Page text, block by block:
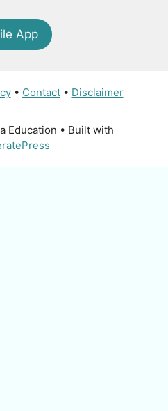
App
• Contact• Disclaimer
Education • Built with